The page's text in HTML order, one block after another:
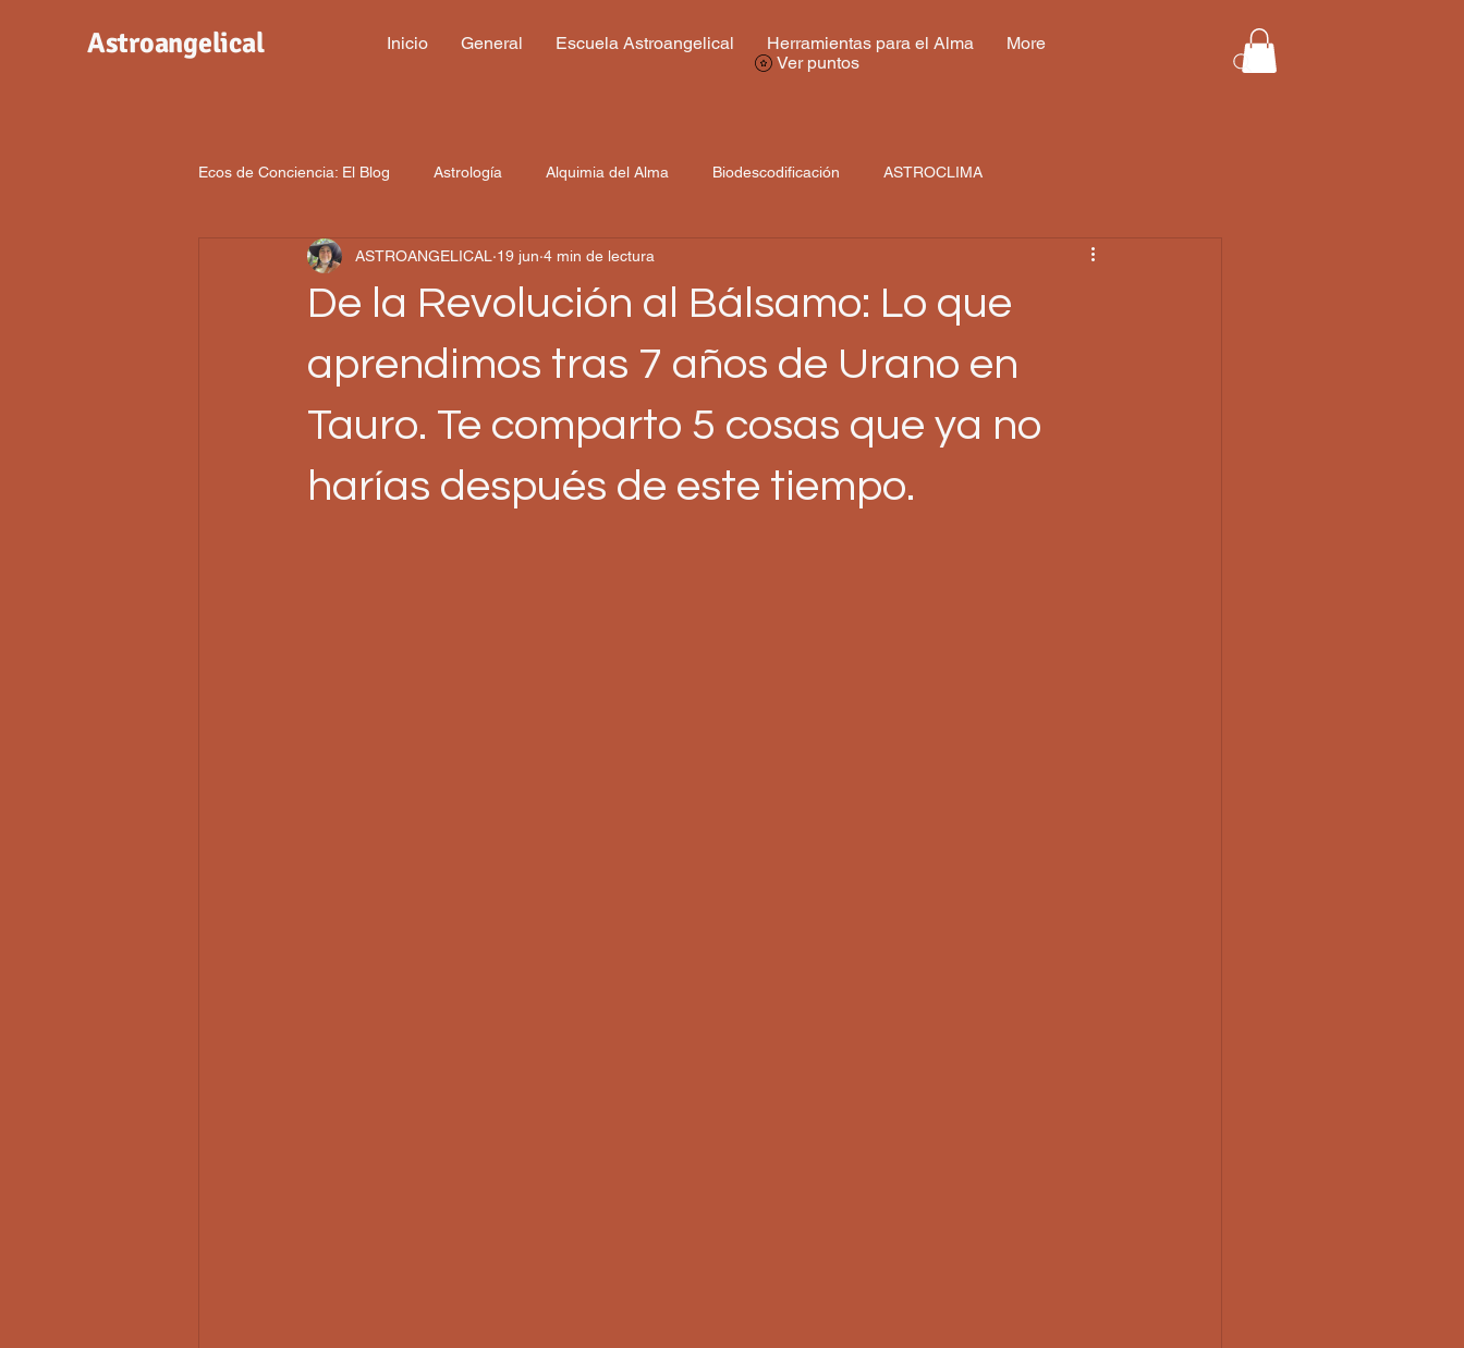
Astroangelical Inicio General Escuela Astroangelical Herramientas para el Alma
More
Ver puntos
Ecos de Conciencia: El Blog Astrología Alquimia del Alma Biodescodificación ASTROCLIMA
De la Revolución al Bálsamo: Lo que
aprendimos tras 7 años de Urano en
Tauro. Te comparto 5 cosas que ya no
harías después de este tiempo.
ASTROANGELICAL 19 jun 4 min de lectura